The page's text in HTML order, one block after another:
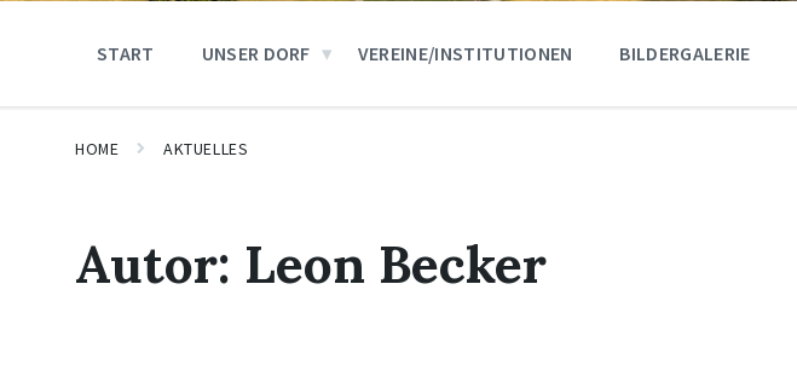
START UNSER DORF VEREINE/INSTITUTIONEN BILDERGALERIE
HOME AKTUELLES
Autor: Leon Becker